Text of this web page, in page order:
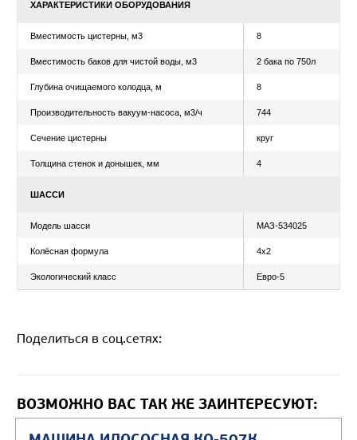
Кредит/Лизинг Хочу дешевле
ТЕХНИЧЕСКИЕ
ХАРАКТЕРИСТИКИ ОБОРУДОВАНИЯ
Вместимость цистерны, м3 8
Сечение цистерны круг
Поделиться в соц.сетях:
ВОЗМОЖНО ВАС ТАК ЖЕ ЗАИНТЕРЕСУЮТ: